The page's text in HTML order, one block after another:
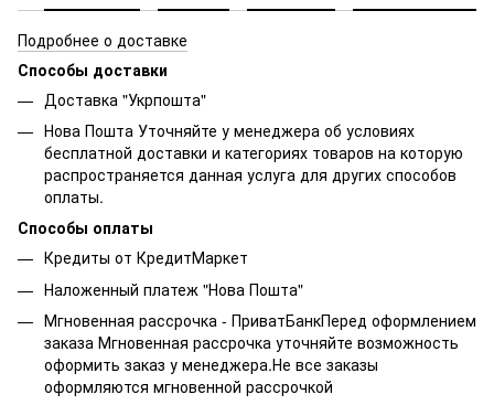
Подробнее о доставке
Способы доставки
Доставка "Укрпошта"
Нова Пошта Уточняйте у менеджера об условиях
бесплатной доставки и категориях товаров на которую
распространяется данная услуга для других способов
оплаты.
Способы оплаты
Кредиты от КредитМаркет
Наложенный платеж "Нова Пошта"
Мгновенная рассрочка - ПриватБанкПеред оформлением
заказа Мгновенная рассрочка уточняйте возможность
оформить заказ у менеджера.Не все заказы
оформляются мгновенной рассрочкой